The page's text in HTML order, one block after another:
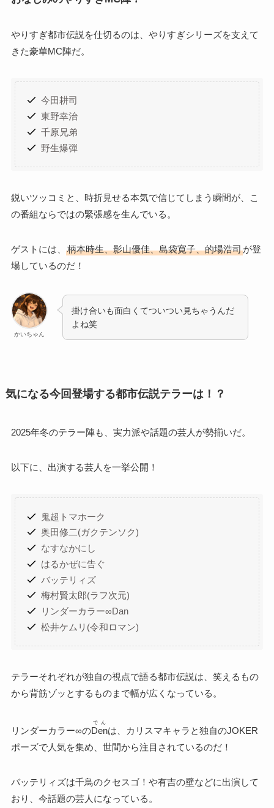
やりすぎ都市伝説を仕切るのは、やりすぎシリーズを支えて
きた豪華MC陣だ。
今田耕司
東野幸治
千原兄弟
野生爆弾
鋭いツッコミと、時折見せる本気で信じてしまう瞬間が、こ
の番組ならではの緊張感を生んでいる。
ゲストには、 柄本時生、影山優佳、島袋寛子、的場浩司が登
場しているのだ！
かいちゃん
掛け合いも面白くてついつい見ちゃうんだ
よね笑
気になる今回登場する都市伝説テラーは！？
2025年冬のテラー陣も、実力派や話題の芸人が勢揃いだ。
以下に、出演する芸人を一挙公開！
鬼超トマホーク
奥田修二(ガクテンソク)
なすなかにし
はるかぜに告ぐ
バッテリィズ
梅村賢太郎(ラフ次元)
リンダーカラー∞Dan
松井ケムリ(令和ロマン)
テラーそれぞれが独自の視点で語る都市伝説は、笑えるもの
から背筋ゾッとするものまで幅が広くなっている。
リンダーカラー∞のDen
でん
は、カリスマキャラと独自のJOKER
ポーズで人気を集め、世間から注目されているのだ！
バッテリィズは千鳥のクセスゴ！や有吉の壁などに出演して
おり、今話題の芸人になっている。